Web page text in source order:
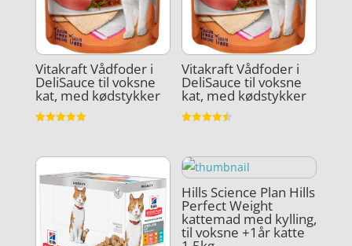
Vitakraft Vådfoder i
DeliSauce til voksne
kat, med kødstykker
Vitakraft Vådfoder i
DeliSauce til voksne
kat, med kødstykker
Hills Science Plan Hills
Perfect Weight
kattemad med kylling,
til voksne +1år katte